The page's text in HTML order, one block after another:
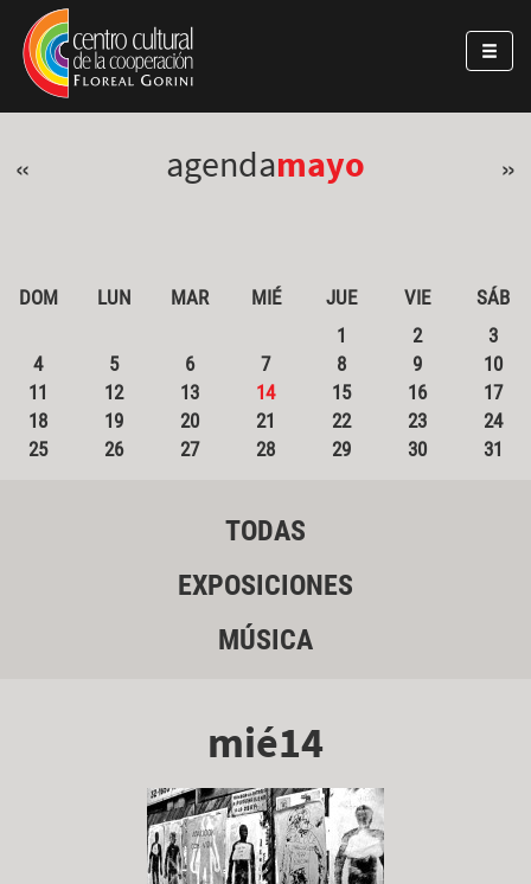
Pasar al contenido principal
Jump to main content
« agendamayo »
DOM LUN MAR MIÉ JUE VIE
SÁB
1
2
3
4
5 6 7 8 9
10
11
12 13 14 15 16
17
18
19 20 21 22 23
24
25
26 27 28 29 30 31
TODAS
EXPOSICIONES
MÚSICA
mié14